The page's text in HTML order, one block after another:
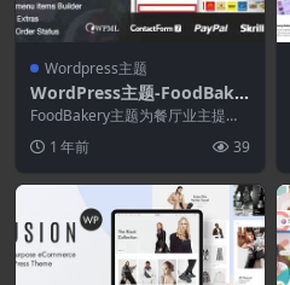
Wordpress主题
WordPress主题-FoodBake
ry 4.8.0–外卖餐厅目录Word
Press主题
FoodBakery主题为餐厅业主提供
其中处理餐厅...
1 年前 39